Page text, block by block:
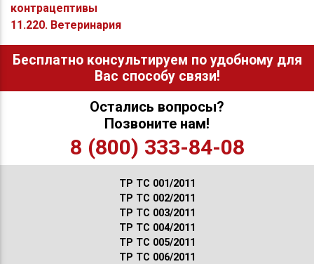
контрацептивы
11.220. Ветеринария
Бесплатно консультируем по удобному для
Вас способу связи!
Остались вопросы?
Позвоните нам!
8 (800) 333-84-08
ТР ТС 001/2011
ТР ТС 002/2011
ТР ТС 003/2011
ТР ТС 004/2011
ТР ТС 005/2011
ТР ТС 006/2011